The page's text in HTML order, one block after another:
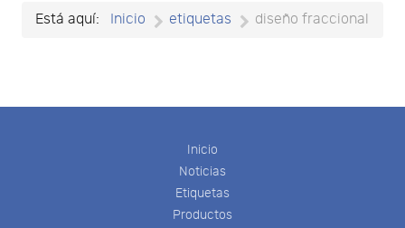
Está aquí: Inicio etiquetas diseño fraccional
Inicio
Noticias
Etiquetas
Productos